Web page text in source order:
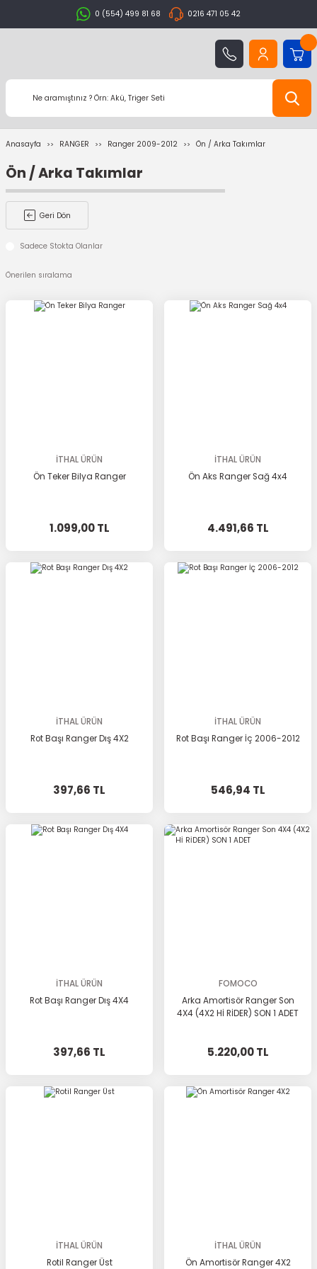
0 (554) 499 81 68 0216 471 05 42
Anasayfa RANGER Ranger 2009-2012 Ön / Arka Takımlar
Ön / Arka Takımlar
Geri Dön
Sadece Stokta Olanlar
İTHAL ÜRÜN
Ön Teker Bilya Ranger
1.099,00 TL
İTHAL ÜRÜN
Ön Aks Ranger Sağ 4x4
4.491,66 TL
İTHAL ÜRÜN
Rot Başı Ranger Dış 4X2
397,66 TL
İTHAL ÜRÜN
Rot Başı Ranger İç 2006-2012
546,94 TL
İTHAL ÜRÜN
Rot Başı Ranger Dış 4X4
397,66 TL
FOMOCO
Arka Amortisör Ranger Son
4X4 (4X2 Hİ RİDER) SON 1 ADET
5.220,00 TL
İTHAL ÜRÜN
Rotil Ranger Üst
İTHAL ÜRÜN
Ön Amortisör Ranger 4X2